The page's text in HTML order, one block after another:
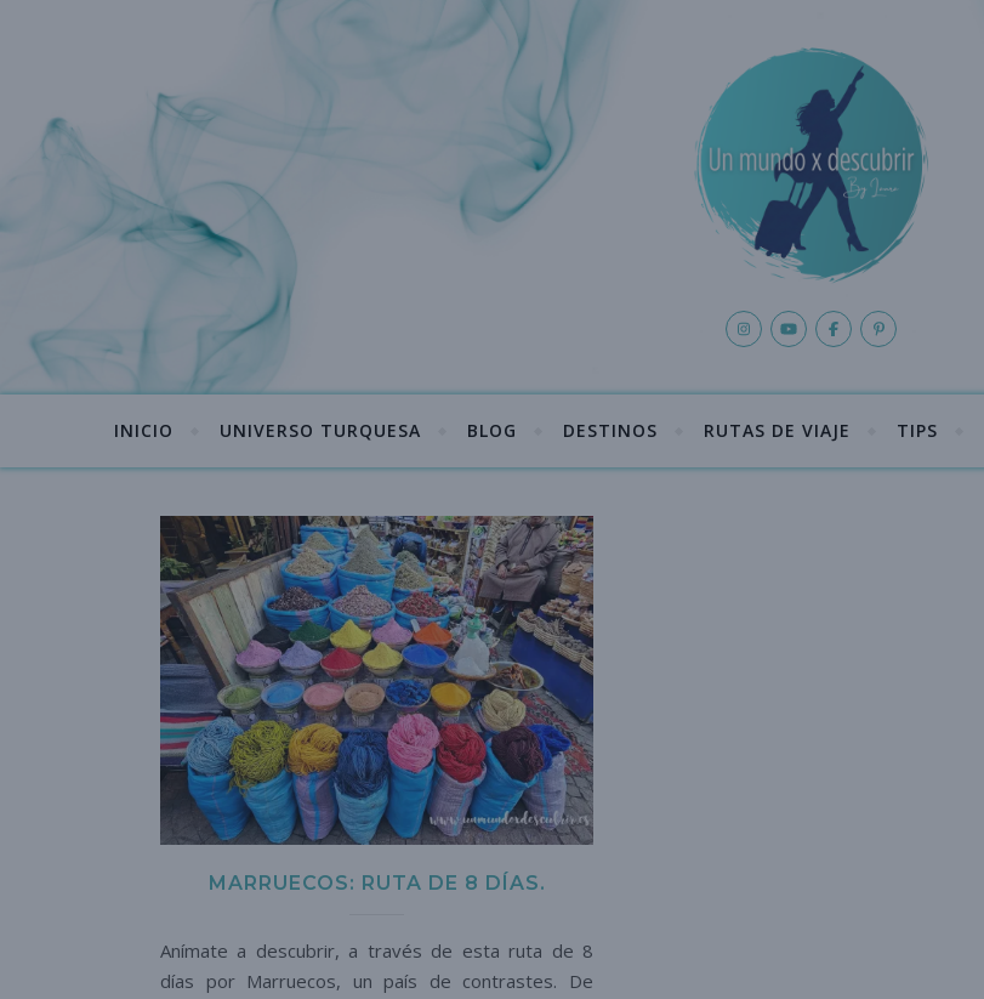
INICIO UNIVERSO TURQUESA BLOG DESTINOS RUTAS DE VIAJE TIPS
MARRUECOS: RUTA DE 8 DÍAS.
Anímate a descubrir, a través de esta ruta de 8
días por Marruecos, un país de contrastes. De